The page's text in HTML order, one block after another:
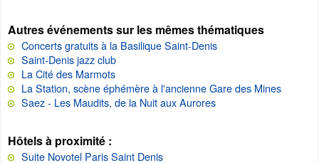
Autres événements sur les mêmes thématiques
Concerts gratuits à la Basilique Saint-Denis
Saint-Denis jazz club
La Cité des Marmots
La Station, scène éphémère à l'ancienne Gare des Mines
Saez - Les Maudits, de la Nuit aux Aurores
Hôtels à proximité :
Suite Novotel Paris Saint Denis